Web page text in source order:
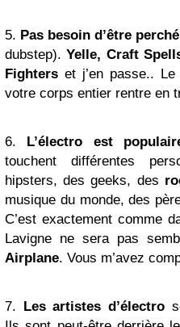
5. Pas besoin d’être
dubstep).Yelle, Craft
Fighters et j’en passe..
votre corps entier rentre en
6. L’électro est
touchent différentes
hipsters, des geeks, des
musique du monde, des
C’est exactement comme
Lavigne ne sera pas
Airplane. Vous m’avez
7. Les artistes d’électro